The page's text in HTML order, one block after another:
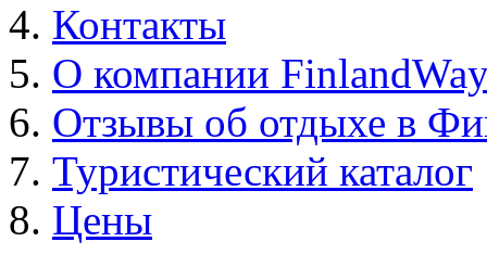
Контакты
О компании
Отзывы об отдыхе в
Туристический каталог
Цены